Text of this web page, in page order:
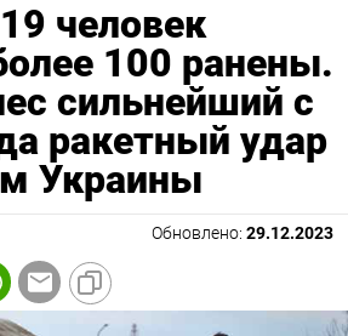
человек
100 ранены.
сильнейший с
ракетный удар
Украины
Обновлено: 29.12.2023